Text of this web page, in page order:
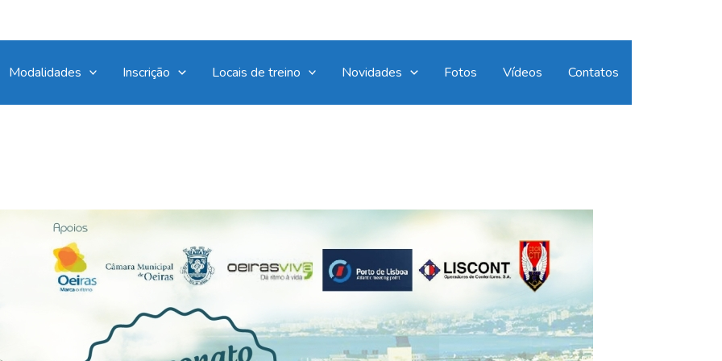
Modalidades Inscrição Locais de treino Novidades Fotos Vídeos Contatos